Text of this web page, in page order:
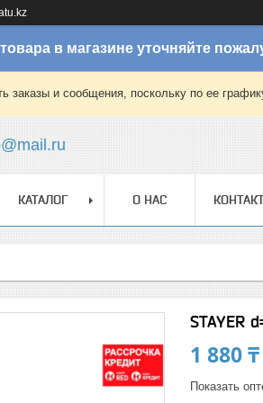
в магазине уточняйте
заказы и сообщения, поскольку по ее
КАТАЛОГ О НАС
STAYER
1 880 ₸
Показать